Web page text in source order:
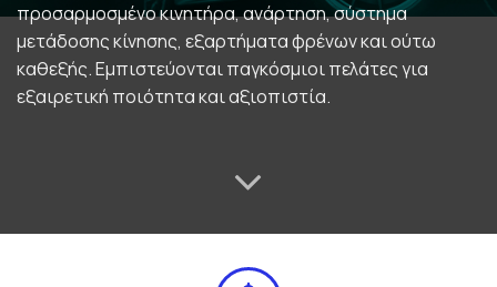
προσαρμοσμένο κινητήρα, ανάρτηση, σύστημα
μετάδοσης κίνησης, εξαρτήματα φρένων και ούτω
καθεξής. Εμπιστεύονται παγκόσμιοι πελάτες για
εξαιρετική ποιότητα και αξιοπιστία.